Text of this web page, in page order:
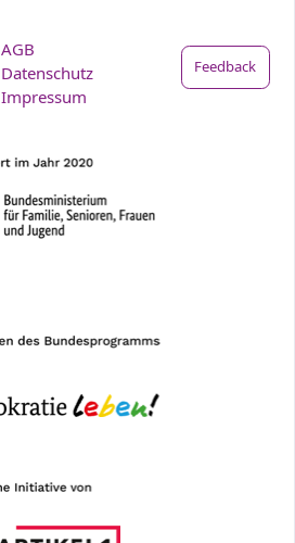
AGB
Datenschutz
Impressum
Feedback